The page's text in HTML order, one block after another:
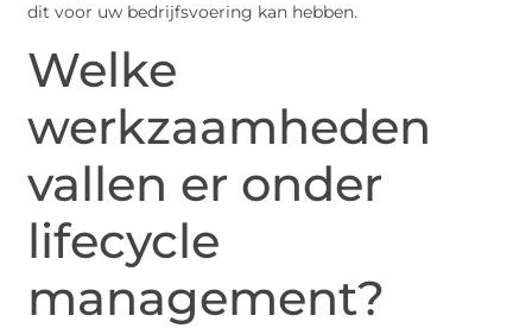
dit voor uw bedrijfsvoering kan hebben.
Welke
werkzaamheden
vallen er onder
lifecycle
management?